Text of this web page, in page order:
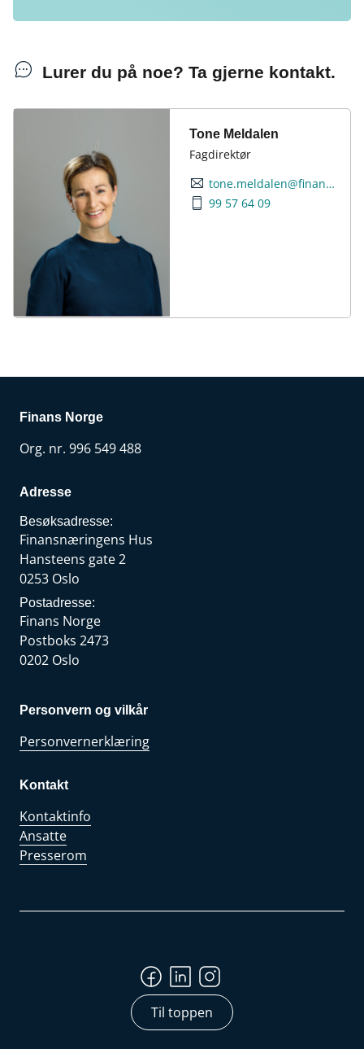
Lurer du på noe? Ta gjerne kontakt.
Tone Meldalen
Fagdirektør
tone.meldalen@finansnorge.no
99 57 64 09
Finans Norge
Org. nr. 996 549 488
Adresse
Besøksadresse:
Finansnæringens Hus
Hansteens gate 2
0253 Oslo
Postadresse:
Finans Norge
Postboks 2473
0202 Oslo
Personvern og vilkår
Personvernerklæring
Kontakt
Kontaktinfo
Ansatte
Presserom
Til toppen